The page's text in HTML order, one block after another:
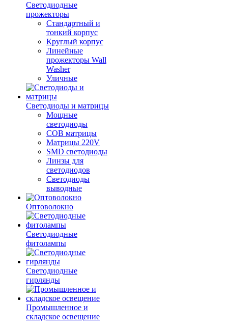
Светодиодные
прожекторы
Стандартный и
тонкий корпус
Круглый корпус
Линейные
прожекторы Wall
Washer
Уличные
Светодиоды и матрицы
Мощные
светодиоды
COB матрицы
Матрицы 220V
SMD светодиоды
Линзы для
светодиодов
Светодиоды
выводные
Оптоволокно
Светодиодные
фитолампы
Светодиодные
гирлянды
Промышленное и
складское освещение